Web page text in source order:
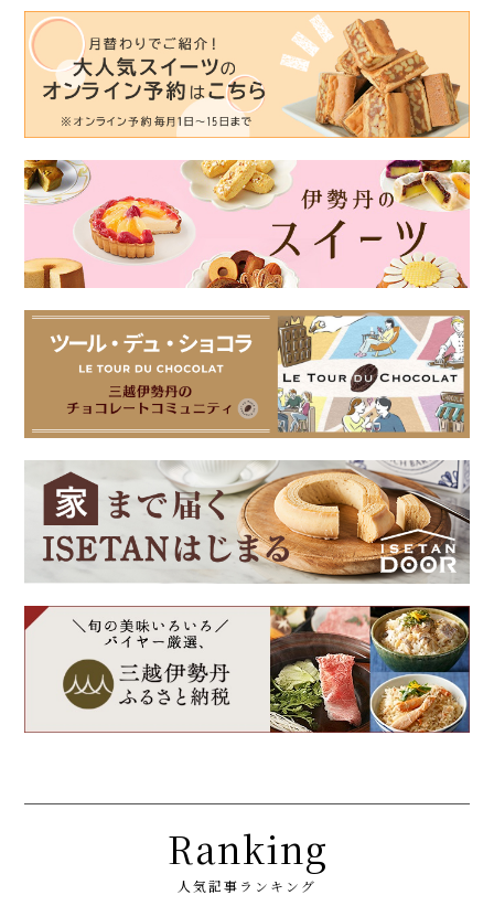
Ranking
人気記事ランキング